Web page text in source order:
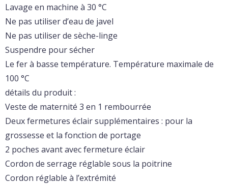
Lavage en machine à 30 °C
Ne pas utiliser d’eau de javel
Ne pas utiliser de sèche-linge
Suspendre pour sécher
Le fer à basse température. Température maximale de
100 °C
détails du produit :
Veste de maternité 3 en 1 rembourrée
Deux fermetures éclair supplémentaires : pour la
grossesse et la fonction de portage
2 poches avant avec fermeture éclair
Cordon de serrage réglable sous la poitrine
Cordon réglable à l’extrémité